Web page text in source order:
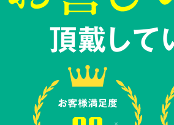
頂戴して